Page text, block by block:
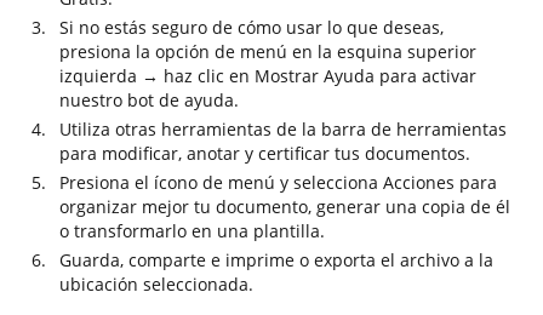
Si no estás seguro de cómo usar lo que deseas,
presiona la opción de menú en la esquina superior
izquierda → haz clic en Mostrar Ayuda para activar
nuestro bot de ayuda.
Utiliza otras herramientas de la barra de herramientas
para modificar, anotar y certificar tus documentos.
Presiona el ícono de menú y selecciona Acciones para
organizar mejor tu documento, generar una copia de él
o transformarlo en una plantilla.
Guarda, comparte e imprime o exporta el archivo a la
ubicación seleccionada.